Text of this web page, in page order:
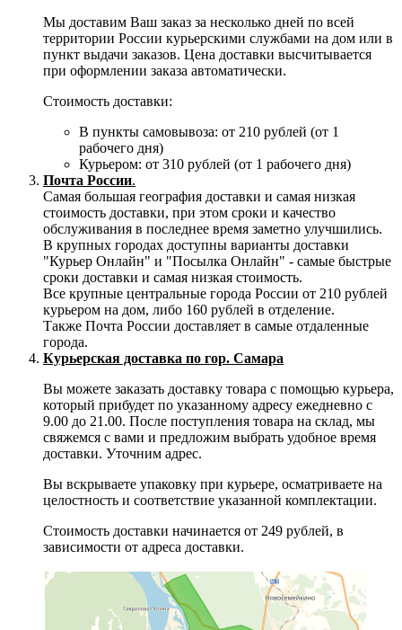
Мы доставим Ваш заказ за несколько дней по всей
территории России курьерскими службами на дом или в
пункт выдачи заказов. Цена доставки высчитывается
при оформлении заказа автоматически.
Стоимость доставки:
В пункты самовывоза: от 210 рублей (от 1
рабочего дня)
Курьером: от 310 рублей (от 1 рабочего дня)
Почта России.
Самая большая география доставки и самая низкая
стоимость доставки, при этом сроки и качество
обслуживания в последнее время заметно улучшились.
В крупных городах доступны варианты доставки
"Курьер Онлайн" и "Посылка Онлайн" - самые быстрые
сроки доставки и самая низкая стоимость.
Все крупные центральные города России от 210 рублей
курьером на дом, либо 160 рублей в отделение.
Также Почта России доставляет в самые отдаленные
города.
Курьерская доставка по гор. Самара
Вы можете заказать доставку товара с помощью курьера,
который прибудет по указанному адресу ежедневно с
9.00 до 21.00. После поступления товара на склад, мы
свяжемся с вами и предложим выбрать удобное время
доставки. Уточним адрес.
Вы вскрываете упаковку при курьере, осматриваете на
целостность и соответствие указанной комплектации.
Стоимость доставки начинается от 249 рублей, в
зависимости от адреса доставки.